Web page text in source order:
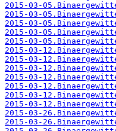
2015-03-
2015-03-
2015-03-
2015-03-
2015-03-
2015-03-
2015-03-
2015-03-
2015-03-
2015-03-
2015-03-
2015-03-
2015-03-
2015-03-